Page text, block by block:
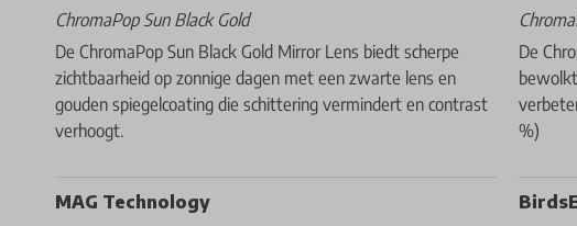
ChromaPop Sun Black Gold
De ChromaPop Sun Black Gold Mirror Lens biedt scherpe
zichtbaarheid op zonnige dagen met een zwarte lens en
gouden spiegelcoating die schittering vermindert en contrast
verhoogt.
De
%)
MAG Technology